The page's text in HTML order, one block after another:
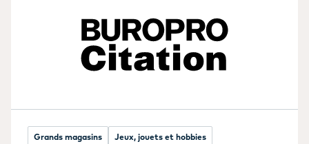
Grands magasins Jeux, jouets et hobbies